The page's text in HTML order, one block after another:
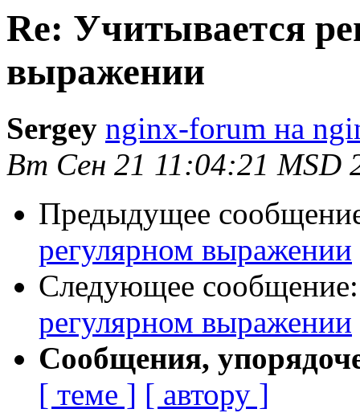
Re: Учитывается
выражении
Sergey nginx-forum на
Вт Сен 21 11:04:21 MSD
Предыдущее
регулярном выражении
Следующее
регулярном выражении
Сообщения,
[ теме ] [ автору ]